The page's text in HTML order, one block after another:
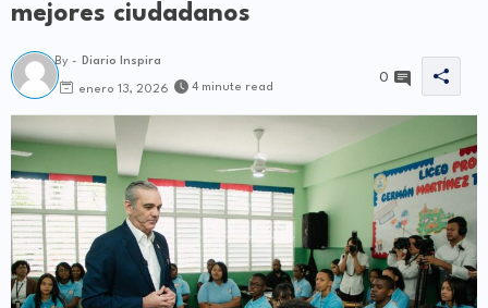
mejores ciudadanos
By - Diario Inspira
enero 13, 2026 4 minute read
0